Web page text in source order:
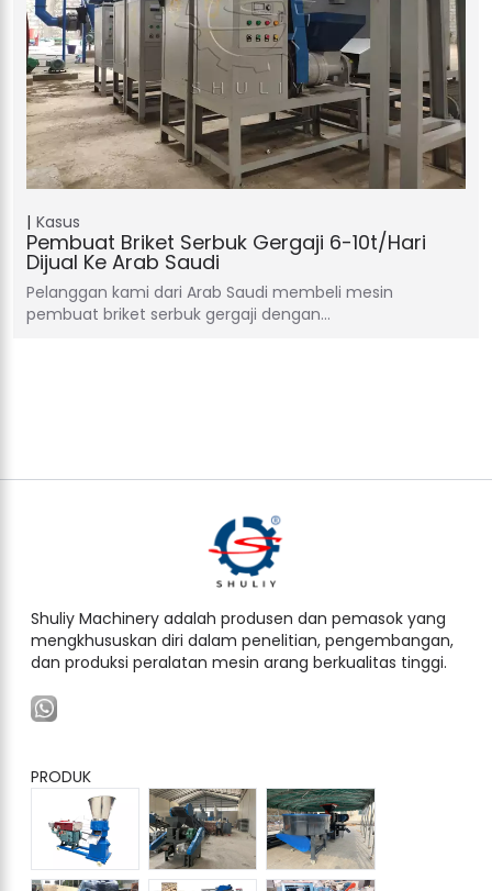
Kasus
Pembuat Briket Serbuk Gergaji 6-10t/hari
Dijual Ke Arab Saudi
Pelanggan kami dari Arab Saudi membeli mesin
pembuat briket serbuk gergaji dengan…
Shuliy Machinery adalah produsen dan pemasok yang
mengkhususkan diri dalam penelitian, pengembangan,
dan produksi peralatan mesin arang berkualitas tinggi.
PRODUK